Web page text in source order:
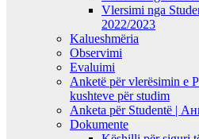
Vlersimi nga
2022/2023
Kalueshmëria
Observimi
Evaluimi
Anketë për vlerësimin e
kushteve për studim
Anketa për Studentë |
Dokumente